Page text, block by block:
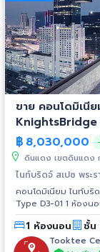
ขาย คอนโดมิเนี
KnightsBridge
฿ 8,030,000
ดินแดง เขตดินแดง
ไนท์บริดจ์ สเปซ พระ
คอนโดมิเนียม ไนท์บริ
Type D3-01 1 ห้องนอน 1 ห้องน้ำ ชั้น12 ขนาด 32.25 ตร.ม. 🏢คอนโด ย่าน
ธุรกิจที่อุดมไปด้วยสำนั
ลงทุน - ใกล้ MRT พร
บริเวณใกล้เคียง จับทุกสายต
1 ห้องนอน ชั้น
Tooktee